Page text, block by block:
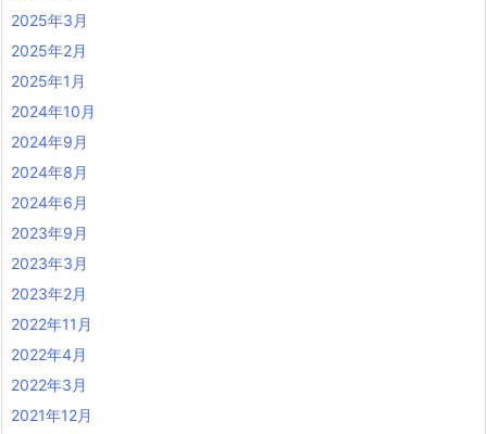
2025年3月
2025年2月
2025年1月
2024年10月
2024年9月
2024年8月
2024年6月
2023年9月
2023年3月
2023年2月
2022年11月
2022年4月
2022年3月
2021年12月